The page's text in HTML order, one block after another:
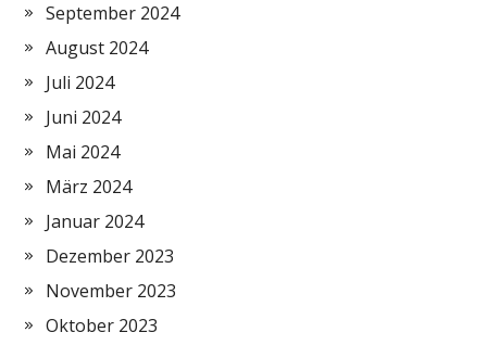
September 2024
August 2024
Juli 2024
Juni 2024
Mai 2024
März 2024
Januar 2024
Dezember 2023
November 2023
Oktober 2023